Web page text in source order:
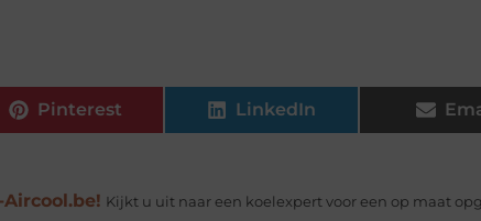
Pinterest LinkedIn
Kijkt u uit naar een koelexpert voor een op maat